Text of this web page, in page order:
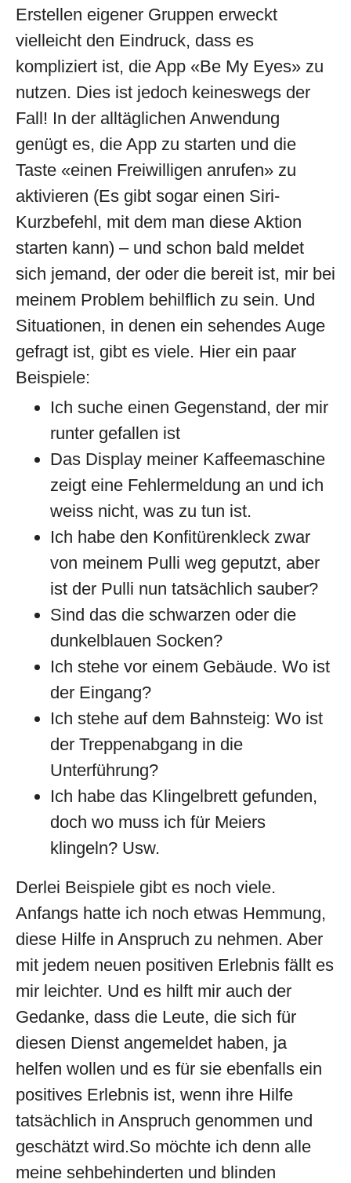
Erstellen eigener Gruppen erweckt
vielleicht den Eindruck, dass es
kompliziert ist, die App «Be My Eyes» zu
nutzen. Dies ist jedoch keineswegs der
Fall! In der alltäglichen Anwendung
genügt es, die App zu starten und die
Taste «einen Freiwilligen anrufen» zu
aktivieren (Es gibt sogar einen Siri-
Kurzbefehl, mit dem man diese Aktion
starten kann) – und schon bald meldet
sich jemand, der oder die bereit ist, mir bei
meinem Problem behilflich zu sein. Und
Situationen, in denen ein sehendes Auge
gefragt ist, gibt es viele. Hier ein paar
Beispiele:
Ich suche einen Gegenstand, der mir
runter gefallen ist
Das Display meiner Kaffeemaschine
zeigt eine Fehlermeldung an und ich
weiss nicht, was zu tun ist.
Ich habe den Konfitürenkleck zwar
von meinem Pulli weg geputzt, aber
ist der Pulli nun tatsächlich sauber?
Sind das die schwarzen oder die
dunkelblauen Socken?
Ich stehe vor einem Gebäude. Wo ist
der Eingang?
Ich stehe auf dem Bahnsteig: Wo ist
der Treppenabgang in die
Unterführung?
Ich habe das Klingelbrett gefunden,
doch wo muss ich für Meiers
klingeln? Usw.
Derlei Beispiele gibt es noch viele.
Anfangs hatte ich noch etwas Hemmung,
diese Hilfe in Anspruch zu nehmen. Aber
mit jedem neuen positiven Erlebnis fällt es
mir leichter. Und es hilft mir auch der
Gedanke, dass die Leute, die sich für
diesen Dienst angemeldet haben, ja
helfen wollen und es für sie ebenfalls ein
positives Erlebnis ist, wenn ihre Hilfe
tatsächlich in Anspruch genommen und
geschätzt wird.So möchte ich denn alle
meine sehbehinderten und blinden